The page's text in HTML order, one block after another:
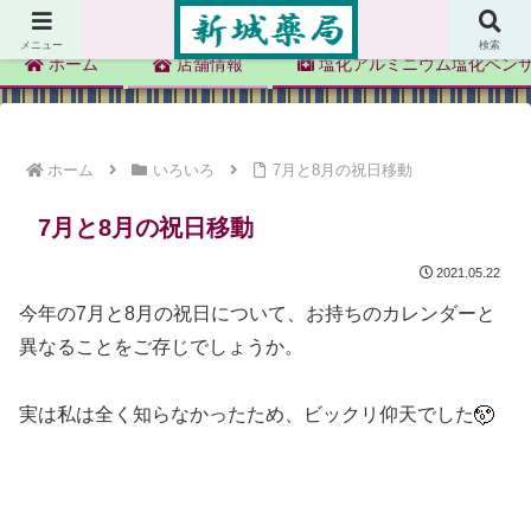
新城薬局
ホーム 店舗情報 塩化アルミニウム塩化ベン
ホーム いろいろ 7月と8月の祝日移動
7月と8月の祝日移動
2021.05.22
今年の7月と8月の祝日について、お持ちのカレンダーと
異なることをご存じでしょうか。
実は私は全く知らなかったため、ビックリ仰天でした
メニュー 検索